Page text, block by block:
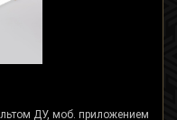
ДУ, моб. приложением